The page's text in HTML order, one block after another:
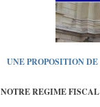
UNE PROPOSITION
NOTRE REGIME